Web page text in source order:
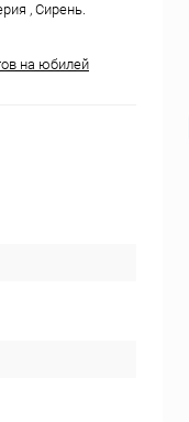
, Сирень.
на юбилей